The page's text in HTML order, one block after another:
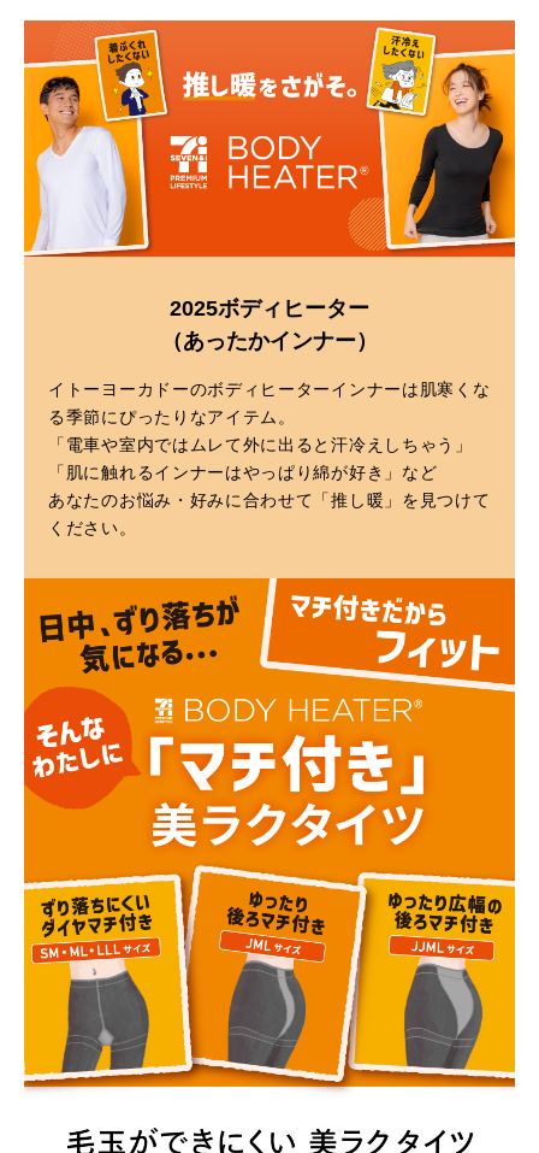
2025ボディヒーター
（あったかインナー）
イトーヨーカドーのボディヒーターインナーは肌寒くな
る季節にぴったりなアイテム。
「電車や室内ではムレて外に出ると汗冷えしちゃう」
「肌に触れるインナーはやっぱり綿が好き」など
あなたのお悩み・好みに合わせて「推し暖」を見つけて
ください。